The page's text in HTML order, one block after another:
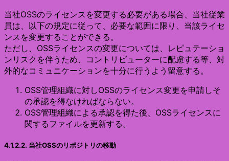
当社OSSのライセンスを変更する必要がある場合、当社従業
員は、以下の規定に従って、必要な範囲に限り、当該ライセ
ンスを変更することができる。
ただし、OSSライセンスの変更については、レピュテーショ
ンリスクを伴うため、コントリビューターに配慮する等、対
外的なコミュニケーションを十分に行うよう留意する。
OSS管理組織に対しOSSのライセンス変更を申請しそ
の承認を得なければならない。
OSS管理組織による承認を得た後、OSSライセンスに
関するファイルを更新する。
4.1.2.2. 当社OSSのリポジトリの移動